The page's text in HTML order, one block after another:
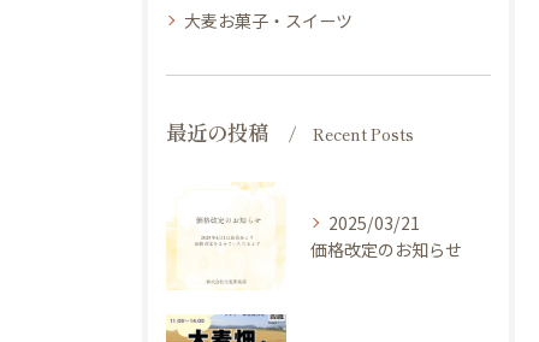
大麦お菓子・スイーツ
最近の投稿 Recent Posts
2025/03/21
価格改定のお知らせ